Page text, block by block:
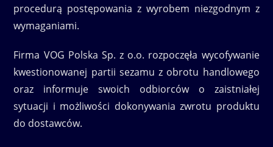
procedurą postępowania z wyrobem niezgodnym z
wymaganiami.
Firma VOG Polska Sp. z o.o. rozpoczęła wycofywanie
kwestionowanej partii sezamu z obrotu handlowego
oraz informuje swoich odbiorców o zaistniałej
sytuacji i możliwości dokonywania zwrotu produktu
do dostawców.